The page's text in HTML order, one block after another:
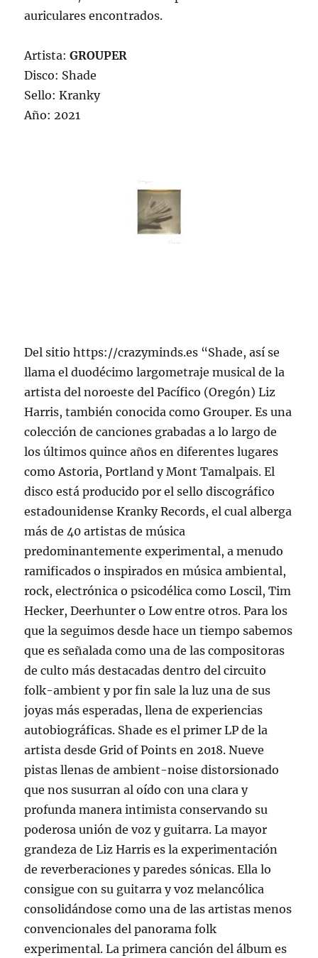
auriculares encontrados.
Artista:GROUPER
Disco: Shade
Sello: Kranky
Año: 2021
Del sitio https://crazyminds.es “Shade, así se
llama el duodécimo largometraje musical de la
artista del noroeste del Pacífico (Oregón) Liz
Harris, también conocida como Grouper. Es una
colección de canciones grabadas a lo largo de
los últimos quince años en diferentes lugares
como Astoria, Portland y Mont Tamalpais. El
disco está producido por el sello discográfico
estadounidense Kranky Records, el cual alberga
más de 40 artistas de música
predominantemente experimental, a menudo
ramificados o inspirados en música ambiental,
rock, electrónica o psicodélica como Loscil, Tim
Hecker, Deerhunter o Low entre otros. Para los
que la seguimos desde hace un tiempo sabemos
que es señalada como una de las compositoras
de culto más destacadas dentro del circuito
folk-ambient y por fin sale la luz una de sus
joyas más esperadas, llena de experiencias
autobiográficas. Shade es el primer LP de la
artista desde Grid of Points en 2018. Nueve
pistas llenas de ambient-noise distorsionado
que nos susurran al oído con una clara y
profunda manera intimista conservando su
poderosa unión de voz y guitarra. La mayor
grandeza de Liz Harris es la experimentación
de reverberaciones y paredes sónicas. Ella lo
consigue con su guitarra y voz melancólica
consolidándose como una de las artistas menos
convencionales del panorama folk
experimental. La primera canción del álbum es